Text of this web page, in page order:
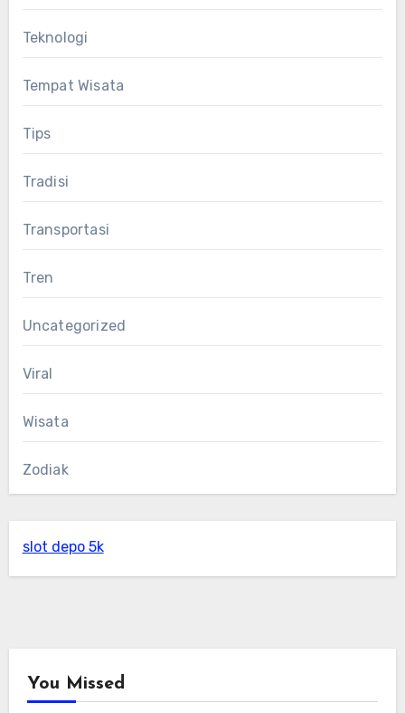
Teknologi
Tempat Wisata
Tips
Tradisi
Transportasi
Tren
Uncategorized
Viral
Wisata
Zodiak
slot depo 5k
You Missed